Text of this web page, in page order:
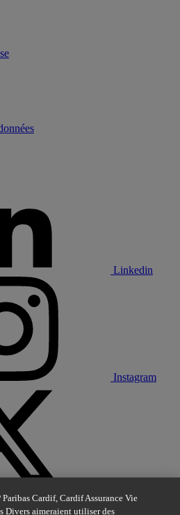
Linkedin
Instagram
Cardif, Cardif Assurance Vie
Divers aimeraient utiliser des